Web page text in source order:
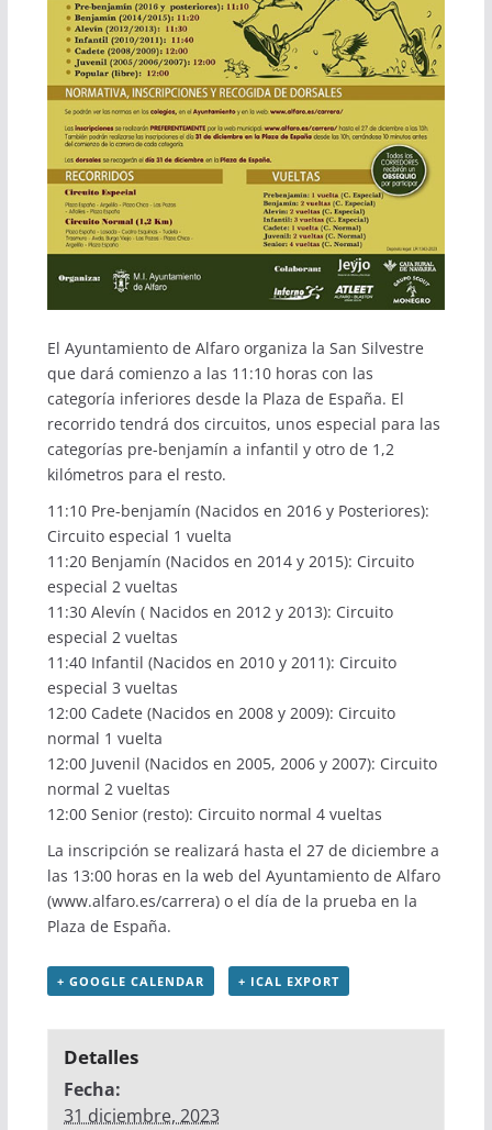
El Ayuntamiento de Alfaro organiza la San Silvestre
que dará comienzo a las 11:10 horas con las
categoría inferiores desde la Plaza de España. El
recorrido tendrá dos circuitos, unos especial para las
categorías pre-benjamín a infantil y otro de 1,2
kilómetros para el resto.
11:10 Pre-benjamín (Nacidos en 2016 y Posteriores):
Circuito especial 1 vuelta
11:20 Benjamín (Nacidos en 2014 y 2015): Circuito
especial 2 vueltas
11:30 Alevín ( Nacidos en 2012 y 2013): Circuito
especial 2 vueltas
11:40 Infantil (Nacidos en 2010 y 2011): Circuito
especial 3 vueltas
12:00 Cadete (Nacidos en 2008 y 2009): Circuito
normal 1 vuelta
12:00 Juvenil (Nacidos en 2005, 2006 y 2007): Circuito
normal 2 vueltas
12:00 Senior (resto): Circuito normal 4 vueltas
La inscripción se realizará hasta el 27 de diciembre a
las 13:00 horas en la web del Ayuntamiento de Alfaro
(www.alfaro.es/carrera) o el día de la prueba en la
Plaza de España.
+ GOOGLE CALENDAR + ICAL EXPORT
Detalles
Fecha:
31 diciembre, 2023